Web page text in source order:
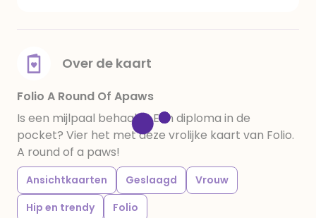
amandelen,cacaomassa, emulgator (sojalecithine),
voedingszuur: citroenzuur E 330, verdikkingsmiddel
E415, water, bevochtigingsmiddel E422, emulgator:
E433, kleurstoffen: E102, E110, E122: kan de activiteit en
concentratie van kinderen negatief beïnvloeden,
E133, E151. Chocolade bevat ten minste 34%
cacaobestanddelen. Kan sporen van gluten
bevatten. Koel en droog bewaren.
Over de kaart
Folio A Round Of Apaws
Is een mijlpaal behaald? Een diploma in de
pocket? Vier het met deze vrolijke kaart van Folio.
A round of a paws!
Ansichtkaarten Geslaagd
Vrouw
Hip en trendy
Folio